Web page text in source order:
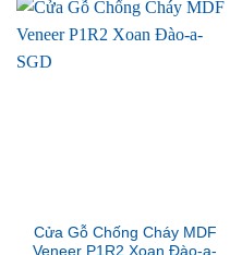
Cửa Gỗ Chống Cháy MDF
Veneer P1R2 Xoan Đào-a-